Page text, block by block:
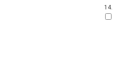
14.